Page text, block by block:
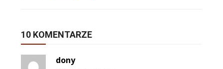
10 KOMENTARZE
dony